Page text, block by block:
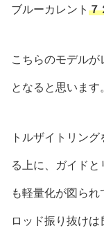
ブルーカレント ７
こちらのモデル
となると思います
トルザイトリン
る上に、ガイド
も軽量化が図ら
ロッド振り抜けは